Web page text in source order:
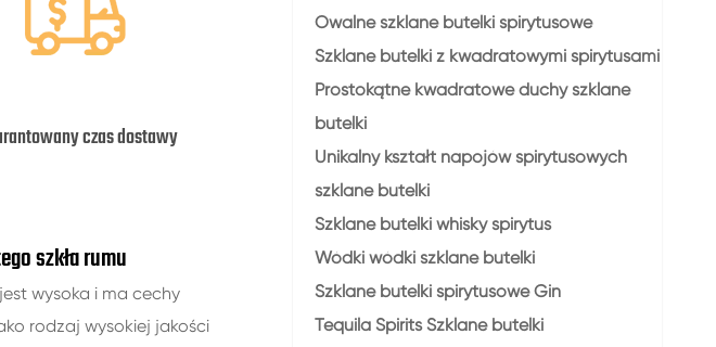
czas dostawy
szkła rumu
wysoka i ma cechy
rodzaj wysokiej jakości
Owalne szklane butelki spirytusowe
Szklane butelki z kwadratowymi spirytusami
Prostokątne kwadratowe duchy szklane
butelki
Unikalny kształt napojów spirytusowych
szklane butelki
Szklane butelki whisky spirytus
Wódki wódki szklane butelki
Szklane butelki spirytusowe Gin
Tequila Spirits Szklane butelki